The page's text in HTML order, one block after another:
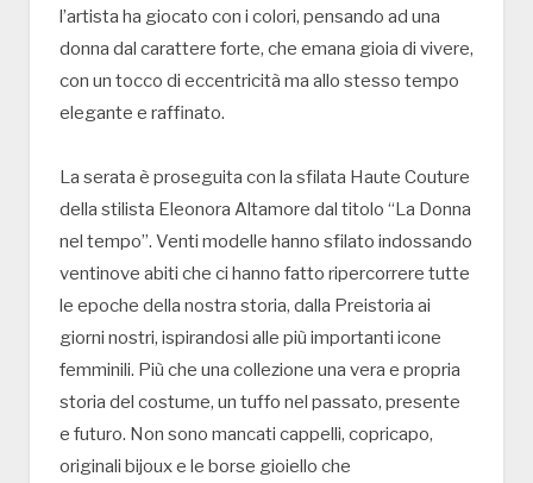
l’artista ha giocato con i colori, pensando ad una
donna dal carattere forte, che emana gioia di vivere,
con un tocco di eccentricità ma allo stesso tempo
elegante e raffinato.
La serata è proseguita con la sfilata Haute Couture
della stilista Eleonora Altamore dal titolo “La Donna
nel tempo”. Venti modelle hanno sfilato indossando
ventinove abiti che ci hanno fatto ripercorrere tutte
le epoche della nostra storia, dalla Preistoria ai
giorni nostri, ispirandosi alle più importanti icone
femminili. Più che una collezione una vera e propria
storia del costume, un tuffo nel passato, presente
e futuro. Non sono mancati cappelli, copricapo,
originali bijoux e le borse gioiello che